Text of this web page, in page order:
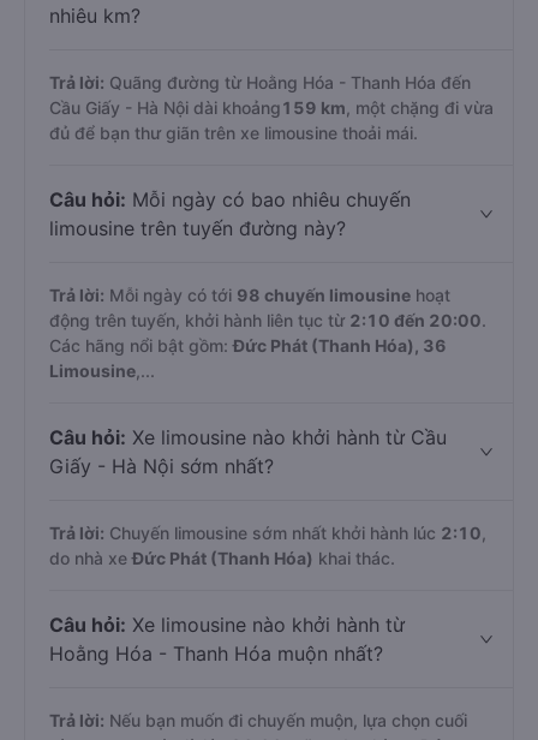
nhiêu km?
Trả lời: Quãng đường từ Hoằng Hóa - Thanh Hóa đến
Cầu Giấy - Hà Nội dài khoảng159 km , một chặng đi vừa
đủ để bạn thư giãn trên xe limousine thoải mái.
Câu hỏi: Mỗi ngày có bao nhiêu chuyến
limousine trên tuyến đường này?
Trả lời: Mỗi ngày có tới 98 chuyến limousine hoạt
động trên tuyến, khởi hành liên tục từ 2:10 đến 20:00.
Các hãng nổi bật gồm:Đức Phát (Thanh Hóa), 36
Limousine ,...
Câu hỏi: Xe limousine nào khởi hành từ Cầu
Giấy - Hà Nội sớm nhất?
Trả lời: Chuyến limousine sớm nhất khởi hành lúc 2:10
do nhà xeĐức Phát (Thanh Hóa) khai thác.
Câu hỏi: Xe limousine nào khởi hành từ
Hoằng Hóa - Thanh Hóa muộn nhất?
Trả lời: Nếu bạn muốn đi chuyến muộn, lựa chọn cuối